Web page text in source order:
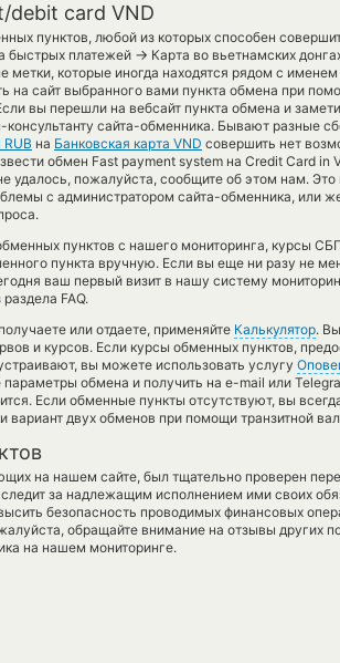
debit card VND
пунктов, любой из которых способен
быстрых платежей → Карта во вьетнамских
которые иногда находятся рядом с
на сайт выбранного вами пункта обмена при
вы перешли на вебсайт пункта обмена и
сайта-обменника. Бывают разные
на Банковская карта VND совершить нет
обмен Fast payment system на Credit Card in
удалось, пожалуйста, сообщите об этом нам.
с администратором сайта-обменника, или
пунктов с нашего мониторинга, курсы
пункта вручную. Если вы еще ни разу не
ваш первый визит в нашу систему
FAQ.
или отдаете, применяйте Калькулятор.
и курсов. Если курсы обменных пунктов,
вы можете использовать услугу
обмена и получить на e-mail или
Если обменные пункты отсутствуют, вы
вариант двух обменов при помощи транзитной
на нашем сайте, был тщательно проверен
за надлежащим исполнением ими своих
безопасность проводимых финансовых
обращайте внимание на отзывы других
на нашем мониторинге.